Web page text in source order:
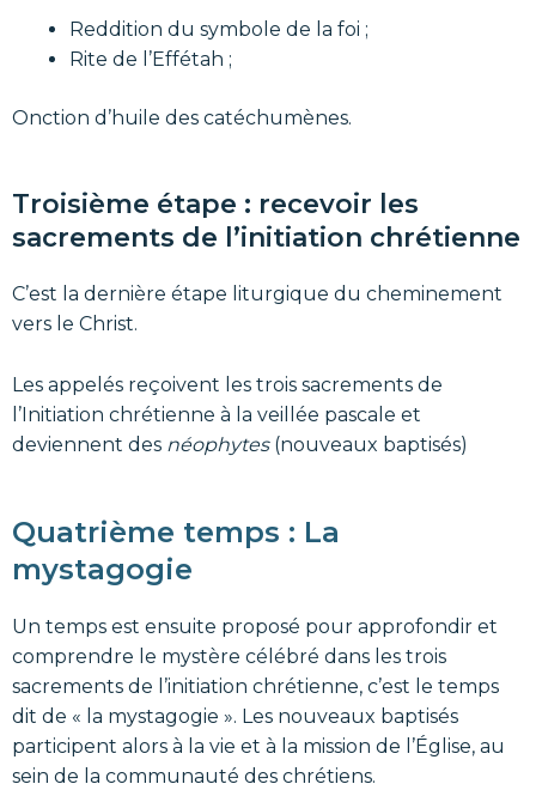
Reddition du symbole de la foi ;
Rite de l’Effétah ;
Onction d’huile des catéchumènes.
Troisième étape : recevoir les
sacrements de l’initiation chrétienne
C’est la dernière étape liturgique du cheminement
vers le Christ.
Les appelés reçoivent les trois sacrements de
l’Initiation chrétienne à la veillée pascale et
deviennent des néophytes(nouveaux baptisés)
Quatrième temps : La
mystagogie
Un temps est ensuite proposé pour approfondir et
comprendre le mystère célébré dans les trois
sacrements de l’initiation chrétienne, c’est le temps
dit de « la mystagogie ». Les nouveaux baptisés
participent alors à la vie et à la mission de l’Église, au
sein de la communauté des chrétiens.